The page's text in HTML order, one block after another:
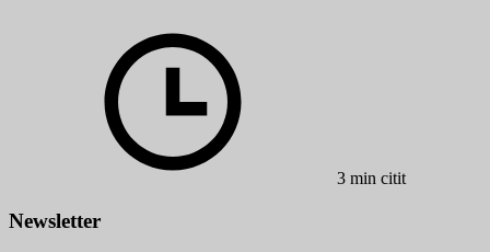
3 min citit
Newsletter